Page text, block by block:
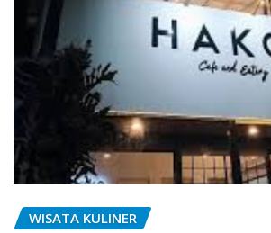
WISATA KULINER